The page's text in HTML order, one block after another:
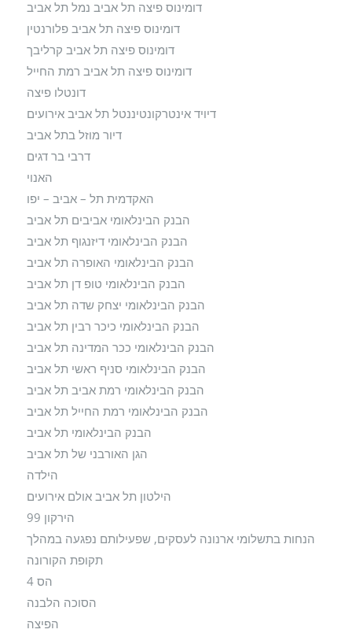
דומינוס פיצה תל אביב נמל תל אביב
דומינוס פיצה תל אביב פלורנטין
דומינוס פיצה תל אביב קרליבך
דומינוס פיצה תל אביב רמת החייל
דונטלו פיצה
דיויד אינטרקונטיננטל תל אביב אירועים
דיור מוזל בתל אביב
דרבי בר דגים
האנוי
האקדמית תל – אביב – יפו
הבנק הבינלאומי אביבים תל אביב
הבנק הבינלאומי דיזנגוף תל אביב
הבנק הבינלאומי האופרה תל אביב
הבנק הבינלאומי טופ דן תל אביב
הבנק הבינלאומי יצחק שדה תל אביב
הבנק הבינלאומי כיכר רבין תל אביב
הבנק הבינלאומי ככר המדינה תל אביב
הבנק הבינלאומי סניף ראשי תל אביב
הבנק הבינלאומי רמת אביב תל אביב
הבנק הבינלאומי רמת החייל תל אביב
הבנק הבינלאומי תל אביב
הגן האורבני של תל אביב
הילדה
הילטון תל אביב אולם אירועים
הירקון 99
הנחות בתשלומי ארנונה לעסקים, שפעילותם נפגעה במהלך
תקופת הקורונה
הס 4
הסוכה הלבנה
הפיצה